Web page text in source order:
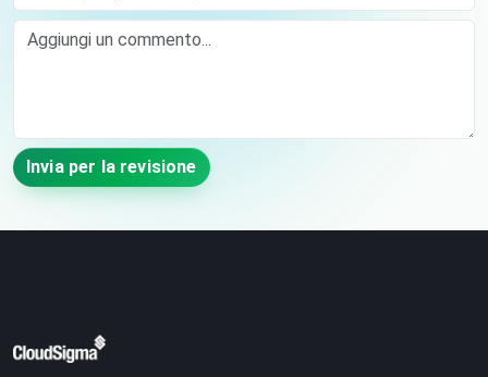
Comment
Invia per la revisione